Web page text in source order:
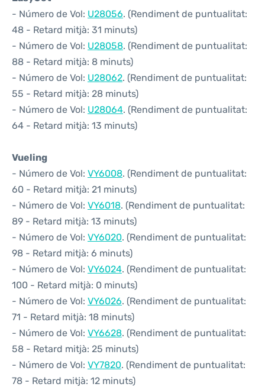
- Número de Vol: U28056. (Rendiment de puntualitat:
48 - Retard mitjà: 31 minuts)
- Número de Vol: U28058. (Rendiment de puntualitat:
88 - Retard mitjà: 8 minuts)
- Número de Vol: U28062. (Rendiment de puntualitat:
55 - Retard mitjà: 28 minuts)
- Número de Vol: U28064. (Rendiment de puntualitat:
64 - Retard mitjà: 13 minuts)
Vueling
- Número de Vol: VY6008. (Rendiment de puntualitat:
60 - Retard mitjà: 21 minuts)
- Número de Vol: VY6018. (Rendiment de puntualitat:
89 - Retard mitjà: 13 minuts)
- Número de Vol: VY6020. (Rendiment de puntualitat:
98 - Retard mitjà: 6 minuts)
- Número de Vol: VY6024. (Rendiment de puntualitat:
100 - Retard mitjà: 0 minuts)
- Número de Vol: VY6026. (Rendiment de puntualitat:
71 - Retard mitjà: 18 minuts)
- Número de Vol: VY6628. (Rendiment de puntualitat:
58 - Retard mitjà: 25 minuts)
- Número de Vol: VY7820. (Rendiment de puntualitat:
78 - Retard mitjà: 12 minuts)